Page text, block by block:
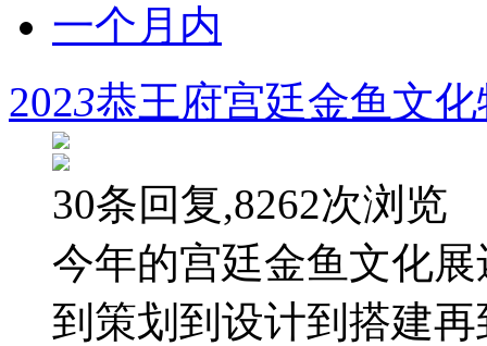
一个月内
2023恭王府宫廷金鱼文
30条回复,8262次浏览
今年的宫廷金鱼文化
到策划到设计到搭建